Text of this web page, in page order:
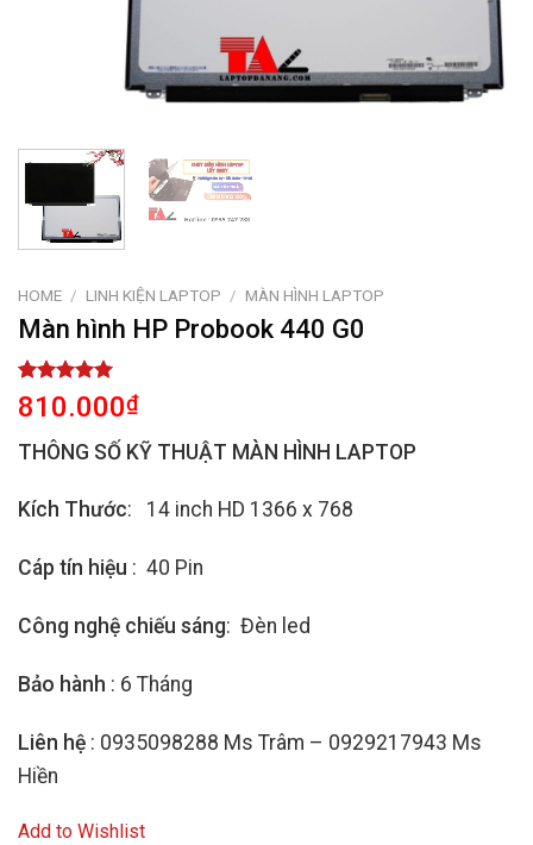
HOME / LINH KIỆN LAPTOP / MÀN HÌNH LAPTOP
Màn hình HP Probook 440 G0
Rated
5.00
out of 5
based on
1
customer
810.000₫
THÔNG SỐ KỸ THUẬT MÀN HÌNH LAPTOP
Kích Thước: 14 inch HD 1366 x 768
Cáp tín hiệu : 40 Pin
Công nghệ chiếu sáng: Đèn led
Bảo hành : 6 Tháng
Liên hệ : 0935098288 Ms Trâm – 0929217943 Ms
Hiền
Add to Wishlist